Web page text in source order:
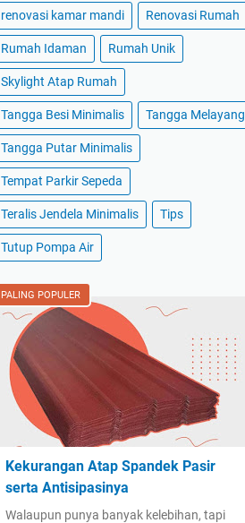
renovasi kamar mandi Renovasi Rumah
Rumah Idaman Rumah Unik
Skylight Atap Rumah
Tangga Besi Minimalis Tangga Melayang
Tangga Putar Minimalis
Tempat Parkir Sepeda
Teralis Jendela Minimalis Tips
Tutup Pompa Air
PALING POPULER
Kekurangan Atap Spandek Pasir
serta Antisipasinya
Walaupun punya banyak kelebihan, tapi